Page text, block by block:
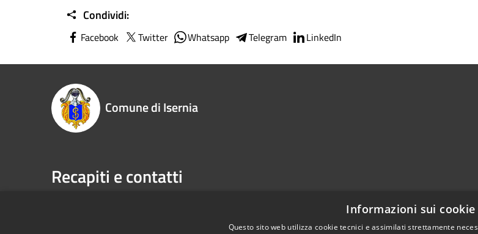
Condividi:
Facebook Twitter Whatsapp Telegram LinkedIn
Comune di Isernia
Recapiti e contatti
Email:protocollo@comune.isernia.it
Informazioni sui cookie
Questo sito web utilizza cookie tecnici e assimilati strettamente